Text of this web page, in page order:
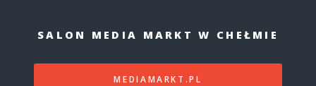
SALON MEDIA MARKT W CHEŁMIE
MEDIAMARKT.PL